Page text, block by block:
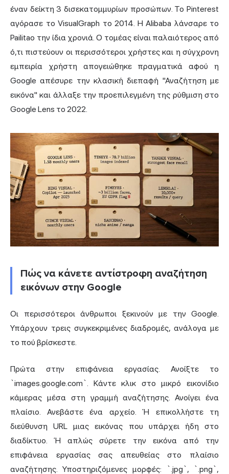
έναν δείκτη 3 δισεκατομμυρίων προσώπων. Το Pinterest
αγόρασε το VisualGraph το 2014. Η Alibaba λάνσαρε το
Pailitao την ίδια χρονιά. Ο τομέας είναι παλαιότερος από
ό,τι πιστεύουν οι περισσότεροι χρήστες και η σύγχρονη
εμπειρία χρήστη απογειώθηκε πραγματικά αφού η
Google απέσυρε την κλασική διεπαφή "Αναζήτηση με
εικόνα" και άλλαξε την προεπιλεγμένη της ρύθμιση στο
Google Lens το 2022.
Πώς να κάνετε αντίστροφη αναζήτηση
εικόνων στην Google
Οι περισσότεροι άνθρωποι ξεκινούν με την Google.
Υπάρχουν τρεις συγκεκριμένες διαδρομές, ανάλογα με
το πού βρίσκεστε.
Πρώτα στην επιφάνεια εργασίας. Ανοίξτε το
`images.google.com`. Κάντε κλικ στο μικρό εικονίδιο
κάμερας μέσα στη γραμμή αναζήτησης. Ανοίγει ένα
πλαίσιο. Ανεβάστε ένα αρχείο. Ή επικολλήστε τη
διεύθυνση URL μιας εικόνας που υπάρχει ήδη στο
διαδίκτυο. Ή απλώς σύρετε την εικόνα από την
επιφάνεια εργασίας σας απευθείας στο πλαίσιο
αναζήτησης. Υποστηριζόμενες μορφές: `.jpg`, `.png`,